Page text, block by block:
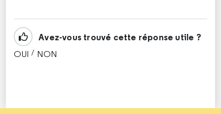
Avez-vous trouvé cette réponse utile ?
OUI / NON